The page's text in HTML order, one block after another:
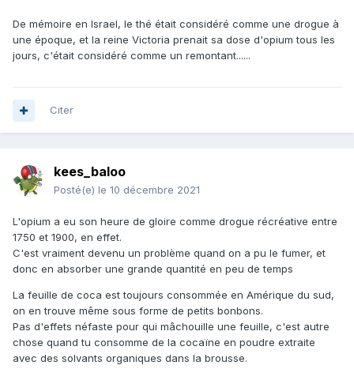
De mémoire en Israel, le thé était considéré comme une drogue à
une époque, et la reine Victoria prenait sa dose d'opium tous les
jours, c'était considéré comme un remontant......
Citer
kees_baloo
Posté(e) le 10 décembre 2021
L'opium a eu son heure de gloire comme drogue récréative entre
1750 et 1900, en effet.
C'est vraiment devenu un problème quand on a pu le fumer, et
donc en absorber une grande quantité en peu de temps
La feuille de coca est toujours consommée en Amérique du sud,
on en trouve même sous forme de petits bonbons.
Pas d'effets néfaste pour qui mâchouille une feuille, c'est autre
chose quand tu consomme de la cocaïne en poudre extraite
avec des solvants organiques dans la brousse.